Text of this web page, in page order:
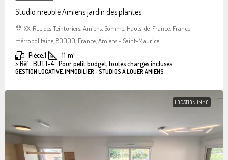
Studio meublé Amiens jardin des plantes
XX, Rue des Teinturiers, Amiens, Somme, Hauts-de-France, France
métropolitaine, 80000, France, Amiens - Saint-Maurice
Pièce:1 11 m²
>:Réf : BUTT-4 : Pour petit budget, toutes charges incluses.
GESTION LOCATIVE, IMMOBILIER - STUDIOS À LOUER AMIENS
LOCATION IMMO